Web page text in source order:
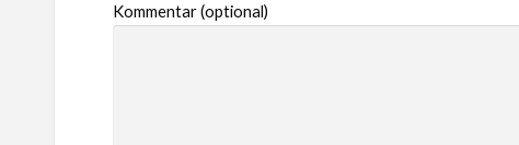
Kommentar (optional)